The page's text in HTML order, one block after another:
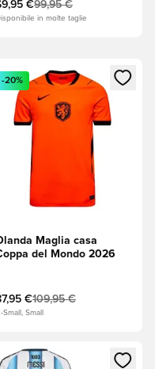
€99,95 €
in molte taglie
o registrarsi come
una finestra modale
-20%
Maglia casa
del Mondo 2026
€109,95 €
Small, Small
o registrarsi come
una finestra modale